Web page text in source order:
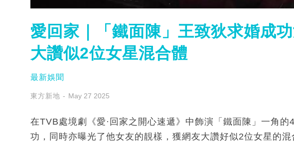
愛回家｜「鐵面陳」王致狄求婚成
大讚似2位女星混合體
最新娛聞
東方新地 May 27 2025
在TVB處境劇《愛·回家之開心速遞》中飾演「鐵面陳」一角
功，同時亦曝光了他女友的靚樣，獲網友大讚好似2位女星的混